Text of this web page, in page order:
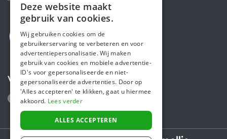
Volg ons
ENGLISH
Deze website maakt
gebruik van cookies.
Wij gebruiken cookies om de
gebruikerservaring te verbeteren en voor
advertentiepersonalisatie. Wij maken
gebruik van cookies en mobiele advertentie-
ID's voor gepersonaliseerde en niet-
gepersonaliseerde advertenties. Door op
'Alles accepteren' te klikken, gaat u hiermee
akkoord. Lees verder
ALLES ACCEPTEREN